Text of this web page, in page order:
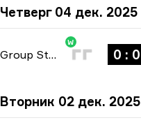
Четверг 04 дек. 2025
Group Stage -bo3
W
0 : 0
Вторник 02 дек. 2025